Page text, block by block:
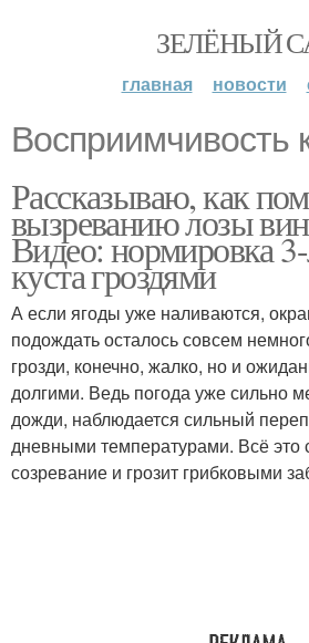
ЗЕЛЁНЫЙ
главная новости
Восприимчивость
Рассказываю, как
вызреванию лозы
Видео: нормировка 3-
куста гроздями
А если ягоды уже наливаются,
подождать осталось совсем
грозди, конечно, жалко, но и
долгими. Ведь погода уже сильно
дожди, наблюдается сильный
дневными температурами. Всё это
созревание и грозит грибковыми